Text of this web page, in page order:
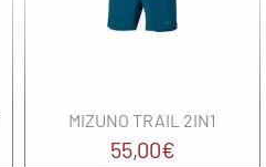
MIZUNO TRAIL 2IN1
55,00€